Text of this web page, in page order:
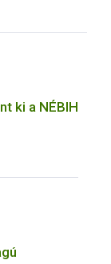
ki a NÉBIH